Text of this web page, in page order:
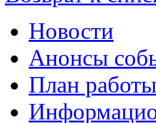
Новости
Анонсы
План работы